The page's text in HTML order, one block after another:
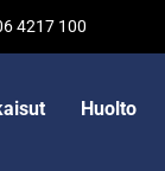
4217 100
Huolto